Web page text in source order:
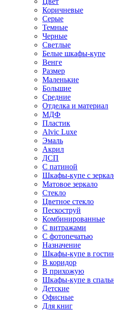
Коричневые
Серые
Темные
Черные
Светлые
Белые шкафы-купе
Венге
Размер
Маленькие
Большие
Средние
Отделка и материал
МДФ
Пластик
Alvic Luxe
Эмаль
Акрил
ДСП
С патиной
Шкафы-купе с
Матовое зеркало
Стекло
Цветное стекло
Пескоструй
Комбинированные
С витражами
С фотопечатью
Назначение
Шкафы-купе в
В коридор
В прихожую
Шкафы-купе в
Детские
Офисные
Для книг